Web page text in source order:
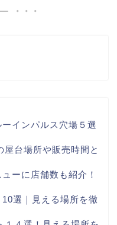
インパルス穴場５選
台場所や販売時間と
ーに店舗数も紹介！
選｜見える場所を徹